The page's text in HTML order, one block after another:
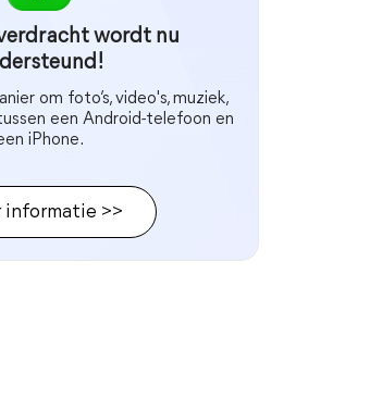
wordt nu
om foto’s, video's, muziek,
een Android-telefoon en
iPhone.
informatie >>